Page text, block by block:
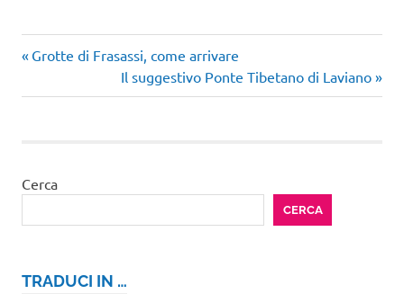
Navigazione
articoli
Articolo
Grotte di Frasassi, come arrivare
Articolo
successivo:
Il suggestivo Ponte Tibetano di Laviano
Cerca
CERCA
TRADUCI IN …